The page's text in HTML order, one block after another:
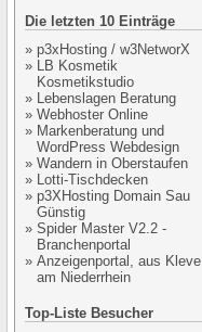
Die letzten 10 Einträge
» p3xHosting / w3NetworX
» LB Kosmetik
Kosmetikstudio
» Lebenslagen Beratung
» Webhoster Online
» Markenberatung und
WordPress Webdesign
» Wandern in Oberstaufen
» Lotti-Tischdecken
» p3XHosting Domain Sau
Günstig
» Spider Master V2.2 -
Branchenportal
» Anzeigenportal, aus Kleve
am Niederrhein
Top-Liste Besucher